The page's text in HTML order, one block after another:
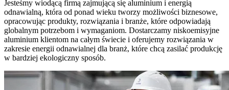
Jesteśmy wiodącą firmą zajmującą się aluminium i energią
odnawialną, która od ponad wieku tworzy możliwości biznesowe,
opracowując produkty, rozwiązania i branże, które odpowiadają
globalnym potrzebom i wymaganiom. Dostarczamy niskoemisyjne
aluminium klientom na całym świecie i oferujemy rozwiązania w
zakresie energii odnawialnej dla branż, które chcą zasilać produkcję
w bardziej ekologiczny sposób.